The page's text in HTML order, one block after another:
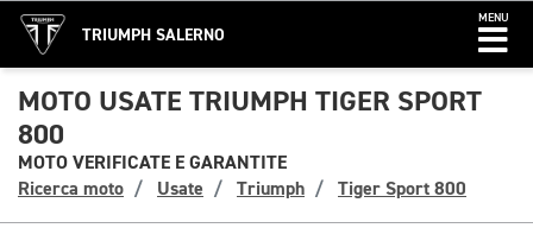
TRIUMPH SALERNO
MENU
MOTO USATE TRIUMPH TIGER SPORT
800
MOTO VERIFICATE E GARANTITE
Ricerca moto
Usate Triumph Tiger Sport 800